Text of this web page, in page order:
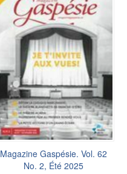
Magazine Gaspésie. Vol. 62
No. 2, Été 2025